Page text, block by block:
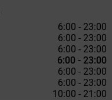
6:00 - 23:00
6:00 - 23:00
6:00 - 23:00
6:00 - 23:00
6:00 - 23:00
6:00 - 23:00
10:00 - 21:00